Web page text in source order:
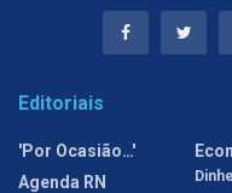
Editoriais
'Por Ocasião…'
Agenda RN